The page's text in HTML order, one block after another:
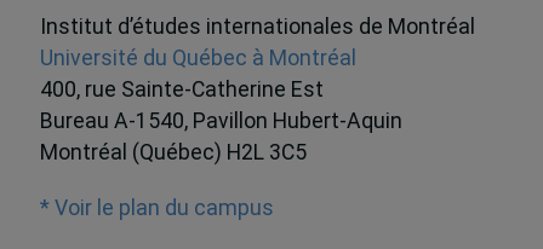
Institut d’études internationales de Montréal
Université du Québec à Montréal
400, rue Sainte-Catherine Est
Bureau A-1540, Pavillon Hubert-Aquin
Montréal (Québec) H2L 3C5
* Voir le plan du campus